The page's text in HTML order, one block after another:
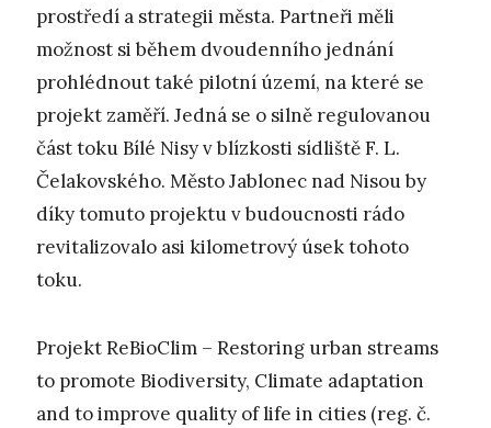
prostředí a strategii města. Partneři měli
možnost si během dvoudenního jednání
prohlédnout také pilotní území, na které se
projekt zaměří. Jedná se o silně regulovanou
část toku Bílé Nisy v blízkosti sídliště F. L.
Čelakovského. Město Jablonec nad Nisou by
díky tomuto projektu v budoucnosti rádo
revitalizovalo asi kilometrový úsek tohoto
toku.
Projekt ReBioClim – Restoring urban streams
to promote Biodiversity, Climate adaptation
and to improve quality of life in cities (reg. č.